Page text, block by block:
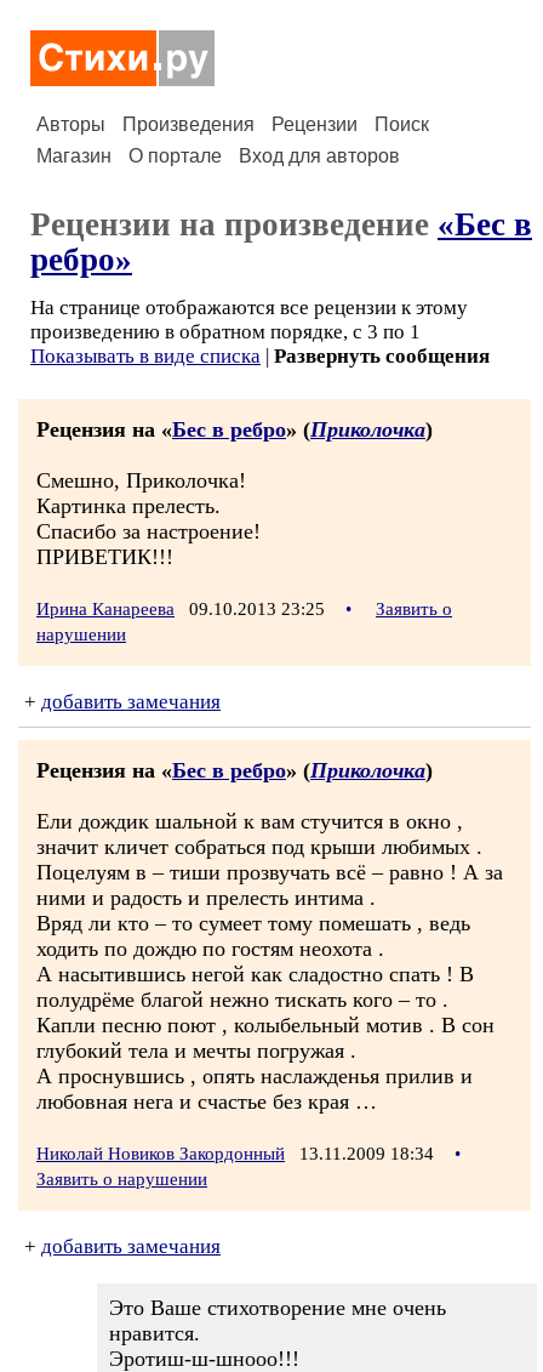
Авторы Произведения Рецензии
Поиск
Магазин
О портале Вход для авторов
Рецензии на произведение «Бес в
ребро»
На странице отображаются все рецензии к этому
произведению в обратном порядке, с 3 по 1
Показывать в виде списка | Развернуть сообщения
Рецензия на «Бес в ребро» (Приколочка)
Смешно, Приколочка!
Картинка прелесть.
Спасибо за настроение!
ПРИВЕТИК!!!
Ирина Канареева 09.10.2013 23:25 •
Заявить о
нарушении
+ добавить замечания
Рецензия на «Бес в ребро» (Приколочка)
Ели дождик шальной к вам стучится в окно ,
значит кличет собраться под крыши любимых .
Поцелуям в – тиши прозвучать всё – равно ! А за
ними и радость и прелесть интима .
Вряд ли кто – то сумеет тому помешать , ведь
ходить по дождю по гостям неохота .
А насытившись негой как сладостно спать ! В
полудрёме благой нежно тискать кого – то .
Капли песню поют , колыбельный мотив . В сон
глубокий тела и мечты погружая .
А проснувшись , опять наслажденья прилив и
любовная нега и счастье без края …
Николай Новиков Закордонный 13.11.2009 18:34
•
Заявить о нарушении
+ добавить замечания
Это Ваше стихотворение мне очень
нравится.
Эротиш-ш-шнооо!!!